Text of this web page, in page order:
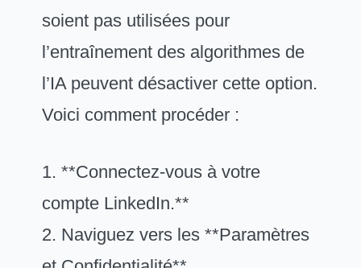
soient pas utilisées pour
l’entraînement des algorithmes de
l’IA peuvent désactiver cette option.
Voici comment procéder :
1. **Connectez-vous à votre
compte LinkedIn.**
2. Naviguez vers les **Paramètres